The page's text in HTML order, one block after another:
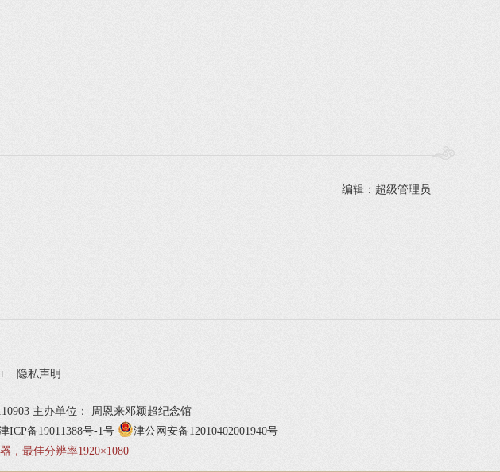
编辑：超级管理员
隐私声明
主办单位： 周恩来邓颖超纪念馆
ICP备19011388号-1号
津公网安备12010402001940号
，最佳分辨率1920×1080